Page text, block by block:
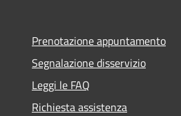
Prenotazione appuntamento
Segnalazione disservizio
Leggi le FAQ
Richiesta assistenza